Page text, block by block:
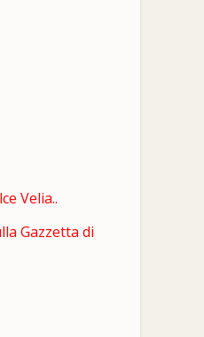
Velia..
Gazzetta di